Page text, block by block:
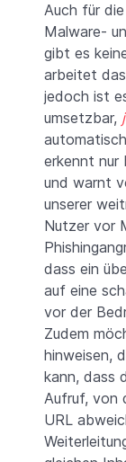
Auch für
Malware-
gibt es
arbeitet
jedoch ist
umsetzbar,
erkennt nur
und warnt
unserer
Nutzer vor
dass ein
auf eine
vor der
Zudem
hinweisen,
kann, dass
Aufruf, von
URL